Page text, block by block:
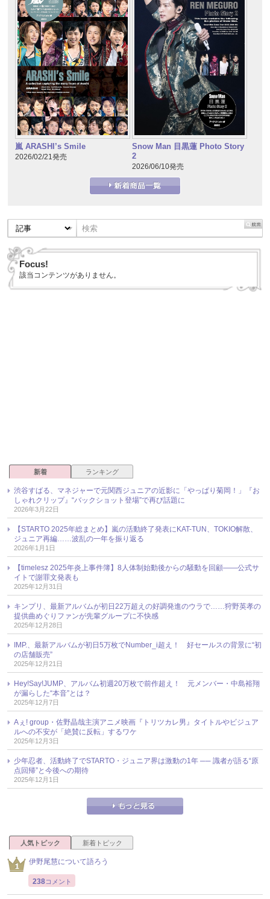
嵐 ARASHI’s Smile
2026/02/21発売
Snow Man 目黒蓮 Photo Story
2
2026/06/10発売
Focus!
該当コンテンツがありません。
新着 ランキング
渋谷すばる、マネジャーで元関西ジュニアの近影に「やっぱり菊岡！」『お
しゃれクリップ』“バックショット登場”で再び話題に
2026年3月22日
【STARTO 2025年総まとめ】嵐の活動終了発表にKAT-TUN、TOKIO解散、
ジュニア再編……波乱の一年を振り返る
2026年1月1日
【timelesz 2025年炎上事件簿】8人体制始動後からの騒動を回顧――公式サ
イトで謝罪文発表も
2025年12月31日
キンプリ、最新アルバムが初日22万超えの好調発進のウラで……狩野英孝の
提供曲めぐりファンが先輩グループに不快感
2025年12月28日
IMP.、最新アルバムが初日5万枚でNumber_i超え！ 好セールスの背景に“初
の店舗販売”
2025年12月21日
Hey!Say!JUMP、アルバム初週20万枚で前作超え！ 元メンバー・中島裕翔
が漏らした“本音”とは？
2025年12月7日
Aぇ! group・佐野晶哉主演アニメ映画『トリツカレ男』タイトルやビジュア
ルへの不安が「絶賛に反転」するワケ
2025年12月3日
少年忍者、活動終了でSTARTO・ジュニア界は激動の1年 ── 識者が語る“原
点回帰”と今後への期待
2025年12月1日
人気トピック 新着トピック
伊野尾慧について語ろう
238コメント